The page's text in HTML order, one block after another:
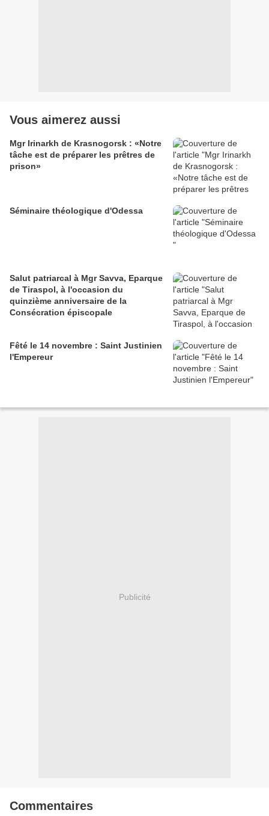
Vous aimerez aussi
Mgr Irinarkh de Krasnogorsk : «Notre
tâche est de préparer les prêtres de
prison»
Séminaire théologique d'Odessa
Salut patriarcal à Mgr Savva, Eparque
de Tiraspol, à l'occasion du
quinzième anniversaire de la
Consécration épiscopale
Fêté le 14 novembre : Saint Justinien
l'Empereur
Publicité
Commentaires